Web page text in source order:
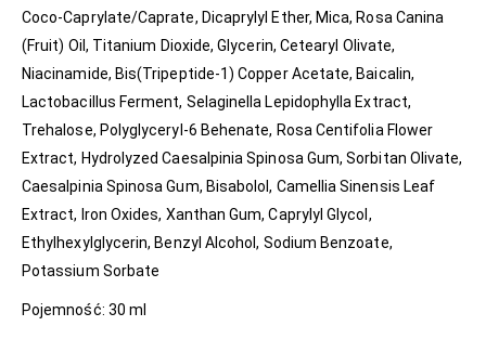
Coco-Caprylate/Caprate, Dicaprylyl Ether, Mica, Rosa Canina
(Fruit) Oil, Titanium Dioxide, Glycerin, Cetearyl Olivate,
Niacinamide, Bis(Tripeptide-1) Copper Acetate, Baicalin,
Lactobacillus Ferment, Selaginella Lepidophylla Extract,
Trehalose, Polyglyceryl-6 Behenate, Rosa Centifolia Flower
Extract, Hydrolyzed Caesalpinia Spinosa Gum, Sorbitan Olivate,
Caesalpinia Spinosa Gum, Bisabolol, Camellia Sinensis Leaf
Extract, Iron Oxides, Xanthan Gum, Caprylyl Glycol,
Ethylhexylglycerin, Benzyl Alcohol, Sodium Benzoate,
Potassium Sorbate
Pojemność: 30 ml